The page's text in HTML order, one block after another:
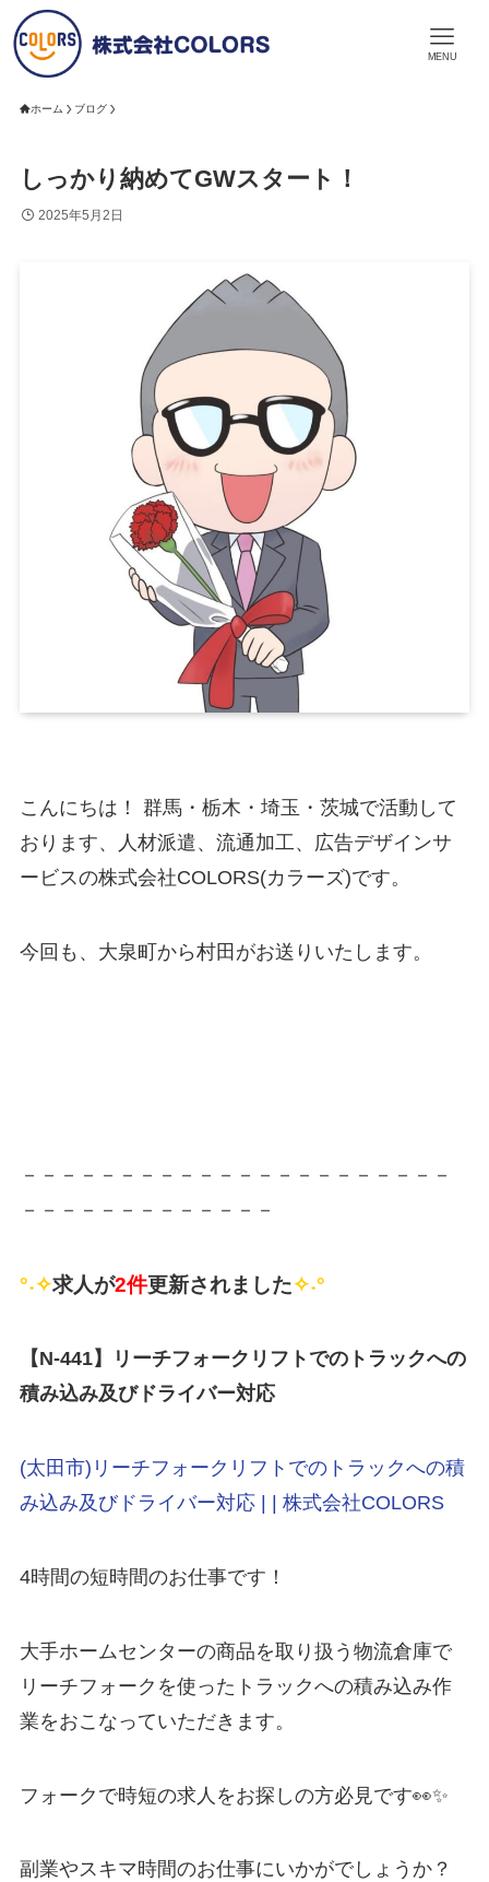
MENU
ホーム ブログ
しっかり納めてGWスタート！
2025年5月2日
こんにちは！ 群馬・栃木・埼玉・茨城で活動して
おります、人材派遣、流通加工、広告デザインサ
ービスの株式会社COLORS(カラーズ)です。
今回も、大泉町から村田がお送りいたします。
－－－－－－－－－－－－－－－－－－－－－－
－－－－－－－－－－－－－
°˖✧求人が2件更新されました✧˖°
【N-441】リーチフォークリフトでのトラックへの
積み込み及びドライバー対応
(太田市)リーチフォークリフトでのトラックへの積
み込み及びドライバー対応 | | 株式会社COLORS
4時間の短時間のお仕事です！
大手ホームセンターの商品を取り扱う物流倉庫で
リーチフォークを使ったトラックへの積み込み作
業をおこなっていただきます。
フォークで時短の求人をお探しの方必見です👀✨
副業やスキマ時間のお仕事にいかがでしょうか？